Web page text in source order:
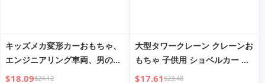
キッズメカ変形カーおもちゃ、
エンジニアリング車両、男の子
向け、ダイヤモンドロボット変
$18.09$24.12
大型タワークレーン クレーンお
もちゃ 子供用 ショベルカー エ
ンジニアリング車両シリーズ カ
$17.61$23.48